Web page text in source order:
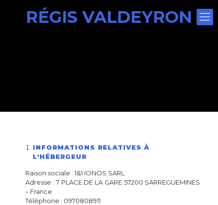
RÉGIS VALDEYRON
INFORMATIONS RELATIVES À
L’HÉBERGEUR
Raison sociale : 1&1 IONOS SARL
Adresse : 7 PLACE DE LA GARE 57200 SARREGUEMINES
– France
Téléphone : 0970808911